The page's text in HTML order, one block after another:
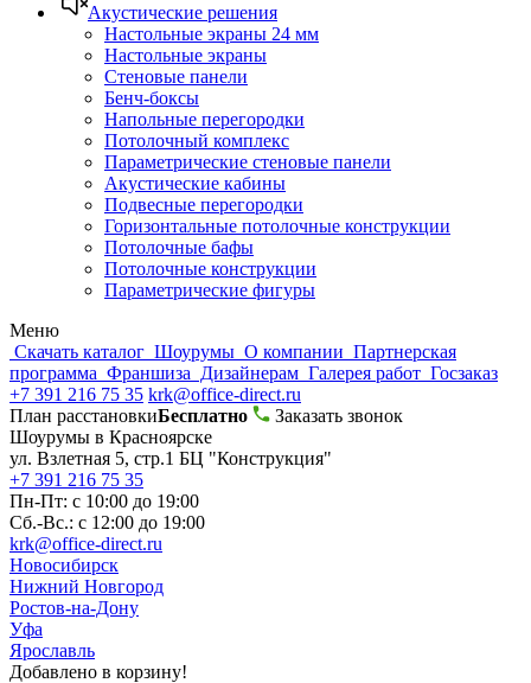
Акустические решения
Настольные экраны 24 мм
Настольные экраны
Стеновые панели
Бенч-боксы
Напольные перегородки
Потолочный комплекс
Параметрические стеновые панели
Акустические кабины
Подвесные перегородки
Горизонтальные потолочные конструкции
Потолочные бафы
Потолочные конструкции
Параметрические фигуры
Меню
Скачать каталог Шоурумы О компании Партнерская
программа Франшиза Дизайнерам Галерея работ Госзаказ
+7 391 216 75 35 krk@office-direct.ru
План расстановкиБесплатно
Заказать звонок
Шоурумы в Красноярске
ул. Взлетная 5, стр.1 БЦ "Конструкция"
+7 391 216 75 35
Пн-Пт: с 10:00 до 19:00
Сб.-Вс.: с 12:00 до 19:00
krk@office-direct.ru
Новосибирск
Нижний Новгород
Ростов-на-Дону
Уфа
Ярославль
Добавлено в корзину!